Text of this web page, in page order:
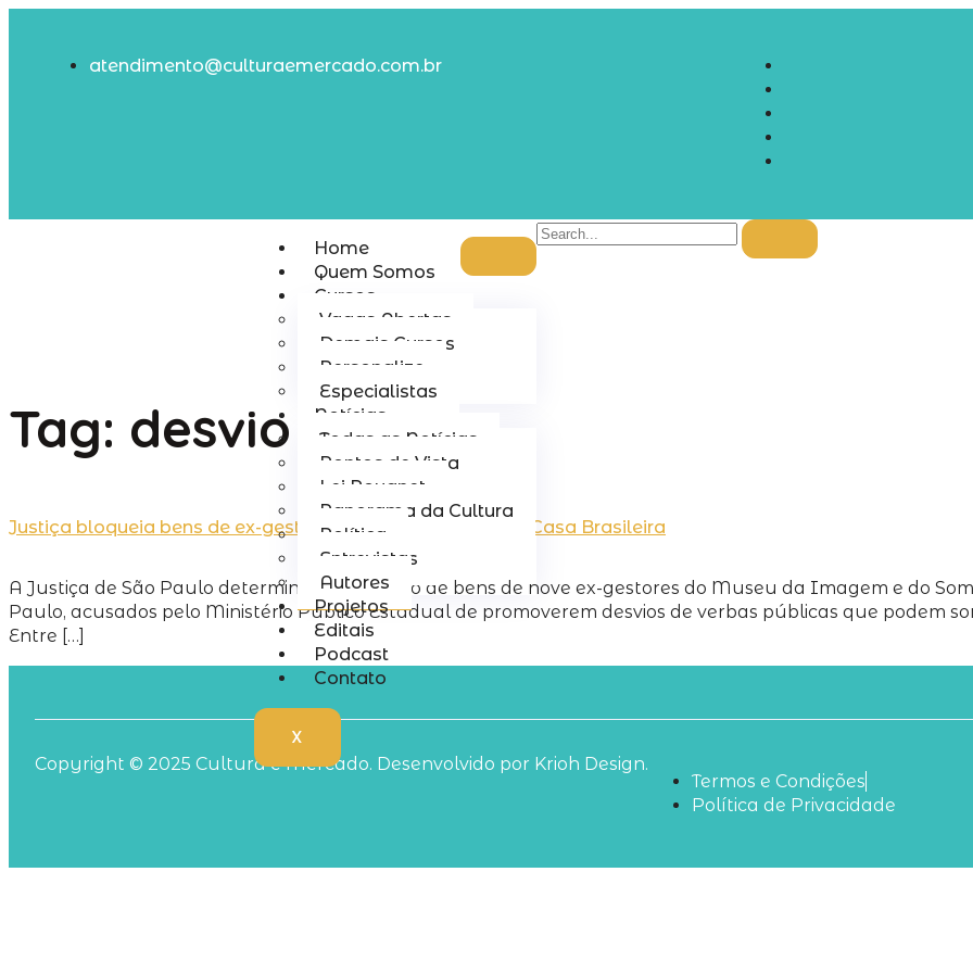
atendimento@culturaemercado.com.br
Home
Quem Somos
Cursos
Vagas Abertas
Demais Cursos
Personalize
Especialistas
Notícias
Todas as Notícias
Pontos de Vista
Lei Rouanet
Panorama da Cultura
Política
Entrevistas
Autores
Projetos
Editais
Podcast
Contato
X
Tag: desvio
Justiça bloqueia bens de ex-gestores do MIS e Museu da Casa Brasileira
A Justiça de São Paulo determinou o bloqueio de bens de nove ex-gestores do Museu da Imagem e do
Paulo, acusados pelo Ministério Público Estadual de promoverem desvios de verbas públicas que podem
Entre […]
Copyright © 2025 Cultura e Mercado. Desenvolvido por Krioh Design.
Termos e Condições
Política de Privacidade